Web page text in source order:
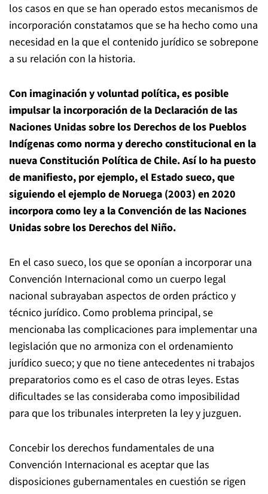
los casos en que se han operado estos mecanismos de
incorporación constatamos que se ha hecho como una
necesidad en la que el contenido jurídico se sobrepone
a su relación con la historia.
Con imaginación y voluntad política, es posible
impulsar la incorporación de la Declaración de las
Naciones Unidas sobre los Derechos de los Pueblos
Indígenas como norma y derecho constitucional en la
nueva Constitución Política de Chile. Así lo ha puesto
de manifiesto, por ejemplo, el Estado sueco, que
siguiendo el ejemplo de Noruega (2003) en 2020
incorpora como ley a la Convención de las Naciones
Unidas sobre los Derechos del Niño.
En el caso sueco, los que se oponían a incorporar una
Convención Internacional como un cuerpo legal
nacional subrayaban aspectos de orden práctico y
técnico jurídico. Como problema principal, se
mencionaba las complicaciones para implementar una
legislación que no armoniza con el ordenamiento
jurídico sueco; y que no tiene antecedentes ni trabajos
preparatorios como es el caso de otras leyes. Estas
dificultades se las consideraba como imposibilidad
para que los tribunales interpreten la ley y juzguen.
Concebir los derechos fundamentales de una
Convención Internacional es aceptar que las
disposiciones gubernamentales en cuestión se rigen